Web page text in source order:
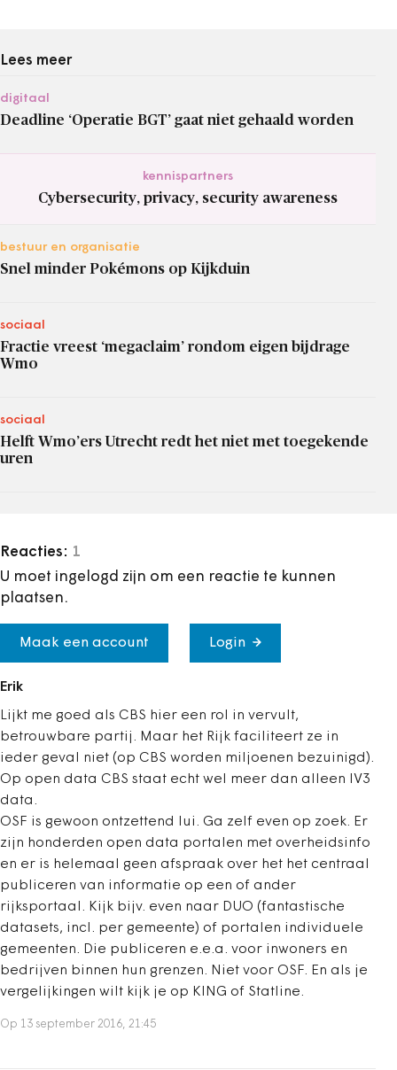
Lees meer
digitaal
Deadline ‘Operatie BGT’ gaat niet gehaald worden
kennispartners
Cybersecurity, privacy, security awareness
bestuur en organisatie
Snel minder Pokémons op Kijkduin
sociaal
Fractie vreest ‘megaclaim’ rondom eigen bijdrage
Wmo
sociaal
Helft Wmo’ers Utrecht redt het niet met toegekende
uren
Reacties: 1
U moet ingelogd zijn om een reactie te kunnen
plaatsen.
Maak een account Login
Erik
Lijkt me goed als CBS hier een rol in vervult,
betrouwbare partij. Maar het Rijk faciliteert ze in
ieder geval niet (op CBS worden miljoenen bezuinigd).
Op open data CBS staat echt wel meer dan alleen IV3
data.
OSF is gewoon ontzettend lui. Ga zelf even op zoek. Er
zijn honderden open data portalen met overheidsinfo
en er is helemaal geen afspraak over het het centraal
publiceren van informatie op een of ander
rijksportaal. Kijk bijv. even naar DUO (fantastische
datasets, incl. per gemeente) of portalen individuele
gemeenten. Die publiceren e.e.a. voor inwoners en
bedrijven binnen hun grenzen. Niet voor OSF. En als je
vergelijkingen wilt kijk je op KING of Statline.
Op 13 september 2016, 21:45